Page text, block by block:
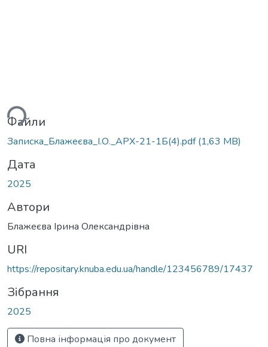
Файли
Записка_Блажеєва_І.О._АРХ-21-1Б(4).pdf(1,63 MB)
Дата
2025
Автори
Блажеєва Ірина Олександрівна
URI
https://repositary.knuba.edu.ua/handle/123456789/17437
Зібрання
2025
Повна інформація про документ